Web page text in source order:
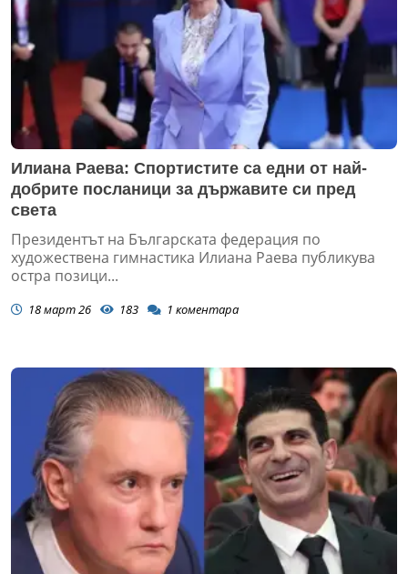
Илиана Раева: Спортистите са едни от най-
добрите посланици за държавите си пред
света
Президентът на Българската федерация по
художествена гимнастика Илиана Раева публикува
остра позици...
18 март 26 183 1 коментара